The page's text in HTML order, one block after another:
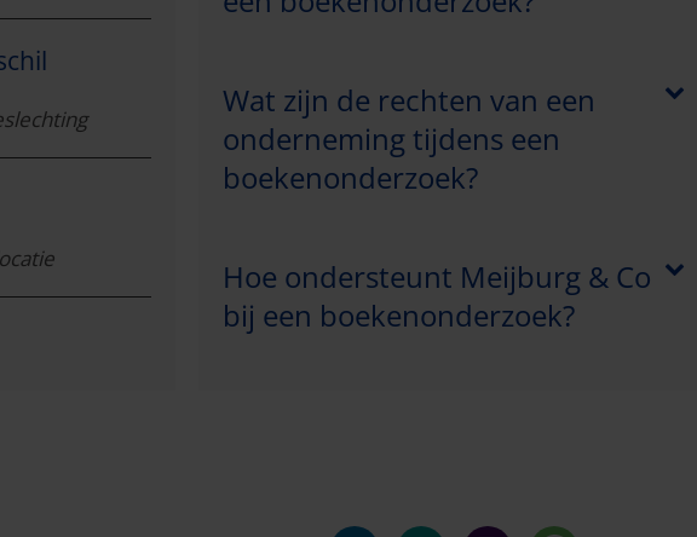
Wat zijn de rechten van een
onderneming tijdens een
boekenonderzoek?
Hoe ondersteunt Meijburg & Co
bij een boekenonderzoek?